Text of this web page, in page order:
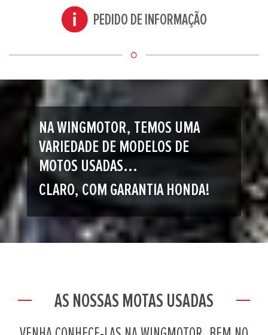
PEDIDO DE INFORMAÇÃO
NA WINGMOTOR, TEMOS UMA
VARIEDADE DE MODELOS DE
MOTOS USADAS...
CLARO, COM GARANTIA HONDA!
AS NOSSAS MOTAS USADAS